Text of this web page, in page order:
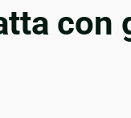
con